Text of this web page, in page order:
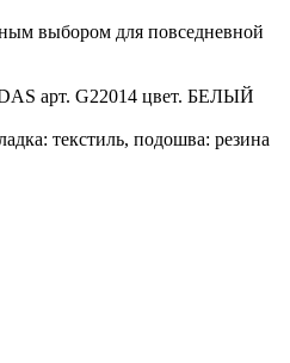
выбором для повседневной
арт. G22014 цвет. БЕЛЫЙ
текстиль, подошва: резина